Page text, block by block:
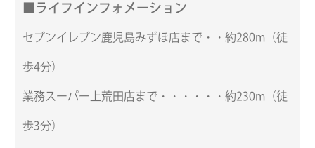
■ライフインフォメーション
セブンイレブン鹿児島みずほ店まで・・約280m（徒
歩4分）
業務スーパー上荒田店まで・・・・・・約230m（徒
歩3分）